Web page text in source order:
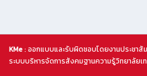
KMe: ออกแบบและรับผิดชอบโดยงานประชา
ระบบบริหารจัดการสังคมฐานความรู้วิทยาลัย